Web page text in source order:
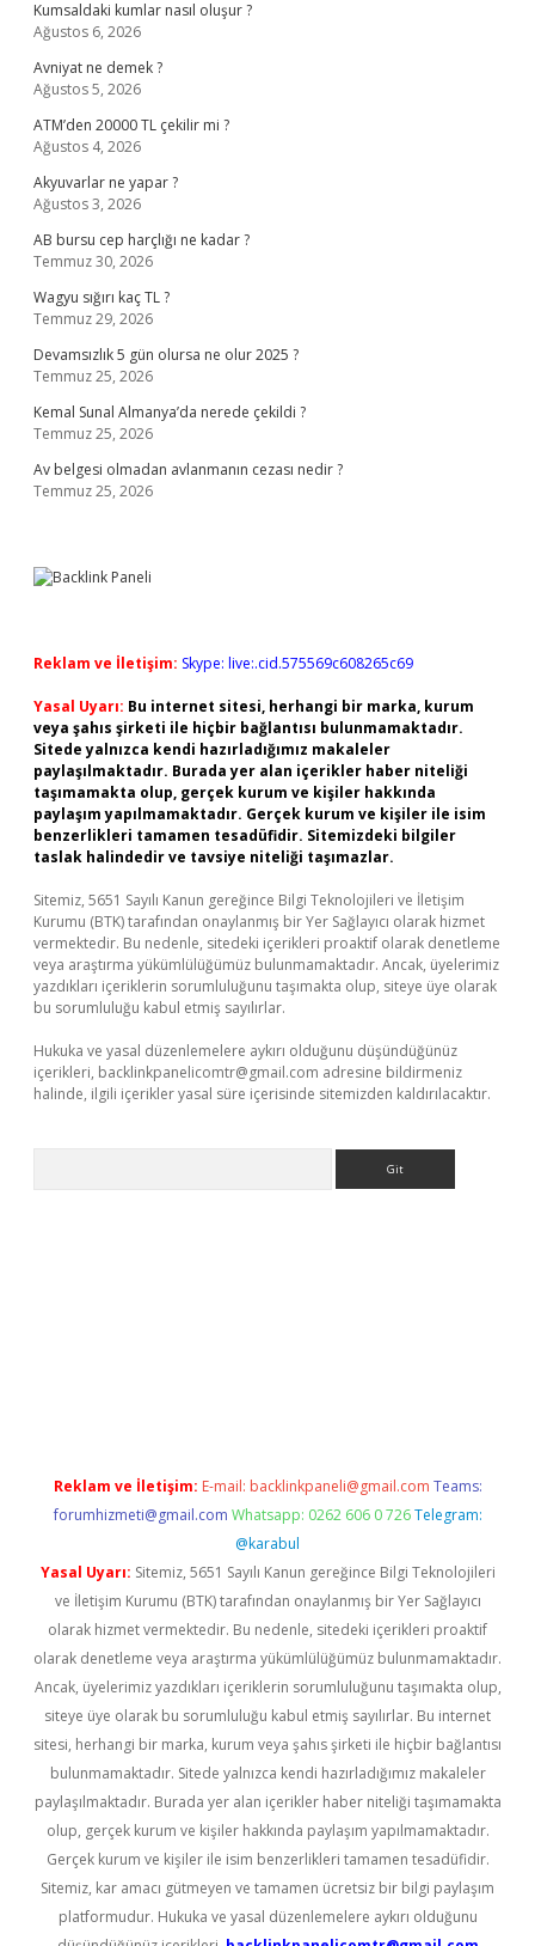
Kumsaldaki kumlar nasıl oluşur ?
Ağustos 6, 2026
Avniyat ne demek ?
Ağustos 5, 2026
ATM’den 20000 TL çekilir mi ?
Ağustos 4, 2026
Akyuvarlar ne yapar ?
Ağustos 3, 2026
AB bursu cep harçlığı ne kadar ?
Temmuz 30, 2026
Wagyu sığırı kaç TL ?
Temmuz 29, 2026
Devamsızlık 5 gün olursa ne olur 2025 ?
Temmuz 25, 2026
Kemal Sunal Almanya’da nerede çekildi ?
Temmuz 25, 2026
Av belgesi olmadan avlanmanın cezası nedir ?
Temmuz 25, 2026
Reklam ve İletişim: Skype: live:.cid.575569c608265c69
Yasal Uyarı: Bu internet sitesi, herhangi bir marka, kurum
veya şahıs şirketi ile hiçbir bağlantısı bulunmamaktadır.
Sitede yalnızca kendi hazırladığımız makaleler
paylaşılmaktadır. Burada yer alan içerikler haber niteliği
taşımamakta olup, gerçek kurum ve kişiler hakkında
paylaşım yapılmamaktadır. Gerçek kurum ve kişiler ile isim
benzerlikleri tamamen tesadüfidir. Sitemizdeki bilgiler
taslak halindedir ve tavsiye niteliği taşımazlar.
Sitemiz, 5651 Sayılı Kanun gereğince Bilgi Teknolojileri ve İletişim
Kurumu (BTK) tarafından onaylanmış bir Yer Sağlayıcı olarak hizmet
vermektedir. Bu nedenle, sitedeki içerikleri proaktif olarak denetleme
veya araştırma yükümlülüğümüz bulunmamaktadır. Ancak, üyelerimiz
yazdıkları içeriklerin sorumluluğunu taşımakta olup, siteye üye olarak
bu sorumluluğu kabul etmiş sayılırlar.
Hukuka ve yasal düzenlemelere aykırı olduğunu düşündüğünüz
içerikleri, backlinkpanelicomtr@gmail.com adresine bildirmeniz
halinde, ilgili içerikler yasal süre içerisinde sitemizden kaldırılacaktır.
Reklam ve İletişim: E-mail: backlinkpaneli@gmail.com Teams:
forumhizmeti@gmail.com Whatsapp: 0262 606 0 726 Telegram:
@karabul
Yasal Uyarı: Sitemiz, 5651 Sayılı Kanun gereğince Bilgi Teknolojileri
ve İletişim Kurumu (BTK) tarafından onaylanmış bir Yer Sağlayıcı
olarak hizmet vermektedir. Bu nedenle, sitedeki içerikleri proaktif
olarak denetleme veya araştırma yükümlülüğümüz bulunmamaktadır.
Ancak, üyelerimiz yazdıkları içeriklerin sorumluluğunu taşımakta olup,
siteye üye olarak bu sorumluluğu kabul etmiş sayılırlar. Bu internet
sitesi, herhangi bir marka, kurum veya şahıs şirketi ile hiçbir bağlantısı
bulunmamaktadır. Sitede yalnızca kendi hazırladığımız makaleler
paylaşılmaktadır. Burada yer alan içerikler haber niteliği taşımamakta
olup, gerçek kurum ve kişiler hakkında paylaşım yapılmamaktadır.
Gerçek kurum ve kişiler ile isim benzerlikleri tamamen tesadüfidir.
Sitemiz, kar amacı gütmeyen ve tamamen ücretsiz bir bilgi paylaşım
platformudur. Hukuka ve yasal düzenlemelere aykırı olduğunu